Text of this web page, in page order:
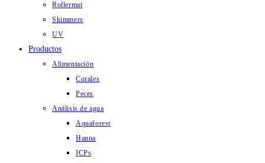
Rollermat
Skimmers
UV
Productos
Alimentación
Corales
Peces
Análisis de agua
Aquaforest
Hanna
ICPs